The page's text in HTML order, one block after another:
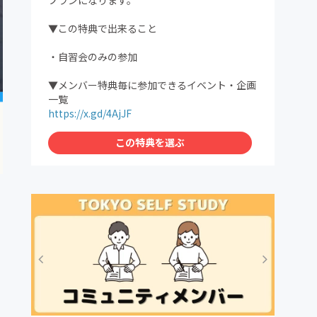
▼この特典で出来ること
・自習会のみの参加
▼メンバー特典毎に参加できるイベント・企画
一覧
https://x.gd/4AjJF
この特典を選ぶ